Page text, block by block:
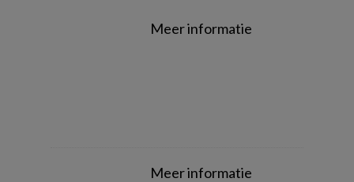
Meer informatie
Meer informatie